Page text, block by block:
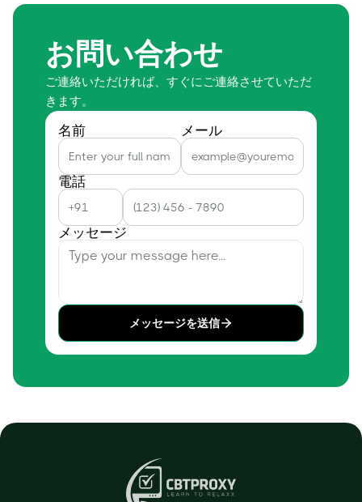
お問い合わせ
ご連絡いただければ、すぐにご連絡させていただ
きます。
名前 メール
電話
メッセージ
メッセージを送信